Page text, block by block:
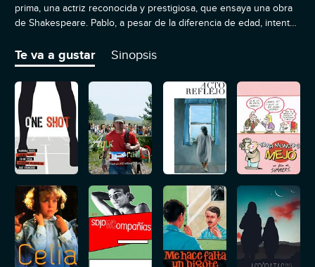
prima, una actriz reconocida y prestigiosa, que ensaya una obra
de Shakespeare. Pablo, a pesar de la diferencia de edad, intenta
Pablo son reales.
Te va a gustar Sinopsis